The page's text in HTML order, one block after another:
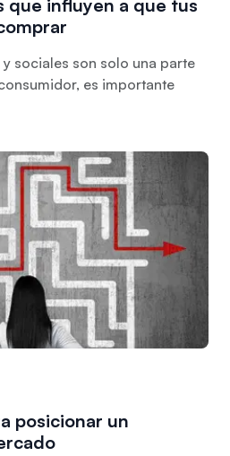
que influyen a que tus
sociales son solo una parte
es importante
posicionar un